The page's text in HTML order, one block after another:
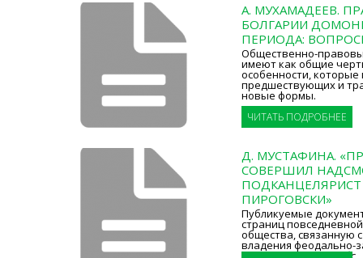
А. МУХАМАДЕЕВ.
БОЛГАРИИ
ПЕРИОДА:
Общественно-
имеют как общие
особенности,
предшествующих и
новые формы.
ЧИТАТЬ ПОДРОБНЕЕ
Д. МУСТАФИНА.
СОВЕРШИЛ
ПИРОГОВСКИ»
Публикуемые
страниц
общества, связанную
владения феодально-